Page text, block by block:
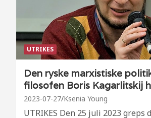
UTRIKES
Den ryske marxistiske
filosofen Boris Kagarlitskij
2023-07-27 Ksenia Young
UTRIKES Den 25 juli 2023 greps